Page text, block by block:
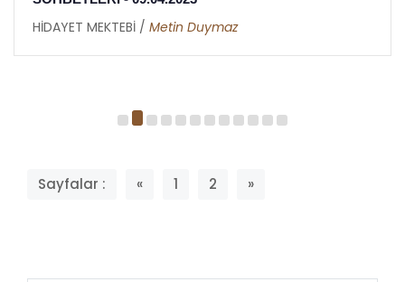
HİDAYET MEKTEBİ / Metin Duymaz
Sayfalar : « 1 2 »